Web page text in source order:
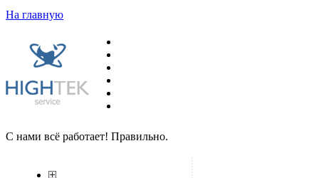
На главную
С нами всё работает! Правильно.